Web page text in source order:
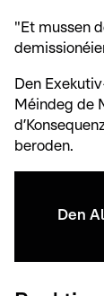
"Et mussen
Den
Méindeg de
beroden.
Den